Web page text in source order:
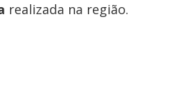
realizada na região.